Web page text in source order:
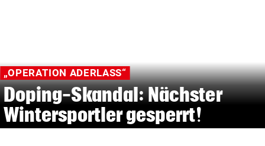
„OPERATION ADERLASS“
Doping-Skandal: Nächster
Wintersportler gesperrt!